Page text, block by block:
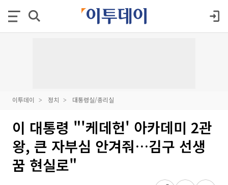
이투데이 정치 대통령실/총리실
이 대통령 "'케데헌' 아카데미 2관
왕, 큰 자부심 안겨줘…김구 선생
꿈 현실로"